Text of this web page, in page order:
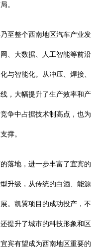
。
至整个西南地区汽车产业发
、大数据、人工智能等前沿
与智能化。从冲压、焊接、
，大幅提升了生产效率和产
争中占据技术制高点，也为
撑。
落地，进一步丰富了宜宾的
升级，从传统的白酒、能源
。凯翼项目的成功投产，不
提升了城市的科技形象和区
宾有望成为西南地区重要的